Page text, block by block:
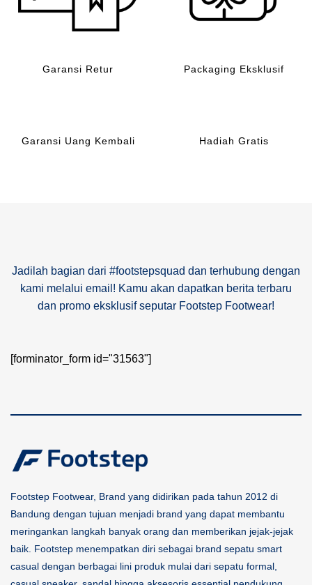
Garansi Retur Packaging Eksklusif
Garansi Uang Kembali Hadiah Gratis
Jadilah bagian dari #footstepsquad dan terhubung dengan
kami melalui email! Kamu akan dapatkan berita terbaru
dan promo eksklusif seputar Footstep Footwear!
[forminator_form id="31563"]
Footstep Footwear, Brand yang didirikan pada tahun 2012 di
Bandung dengan tujuan menjadi brand yang dapat membantu
meringankan langkah banyak orang dan memberikan jejak-jejak
baik. Footstep menempatkan diri sebagai brand sepatu smart
casual dengan berbagai lini produk mulai dari sepatu formal,